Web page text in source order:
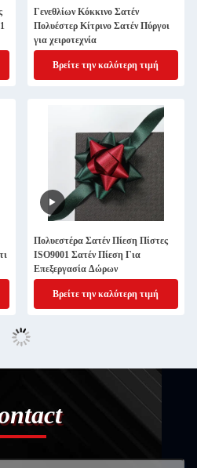
Γενεθλίων Κόκκινο Σατέν
Πολυέστερ Κίτρινο Σατέν Πύργοι
για χειροτεχνία
Βρείτε την καλύτερη τιμή
Πολυεστέρα Σατέν Πίεση Πίστες
ISO9001 Σατέν Πίεση Για
Επεξεργασία Δώρων
Βρείτε την καλύτερη τιμή